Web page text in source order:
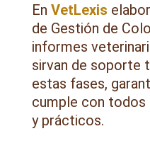
En VetLexis
de Gestión de
informes
sirvan de soporte
estas fases,
cumple con
y prácticos.